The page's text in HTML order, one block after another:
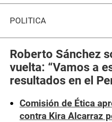
POLÍTICA
Roberto Sánchez
vuelta: “Vamos a
resultados en el
Comisión de Ética
contra Kira Alcarraz